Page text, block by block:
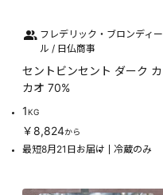
フレデリック・ブロンディー
ル / 日仏商事
セントビンセント ダーク カ
カオ 70%
1KG
￥8,824から
最短8月21日お届け 冷蔵のみ